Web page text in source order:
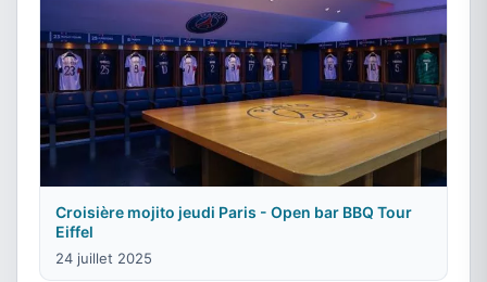
Croisière mojito jeudi Paris - Open bar BBQ Tour
Eiffel
24 juillet 2025